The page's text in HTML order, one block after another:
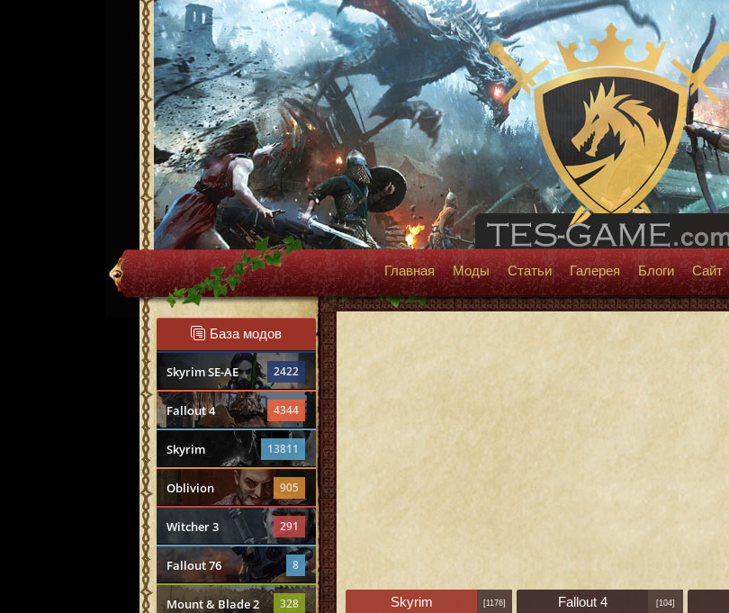
Главная Моды Статьи Галерея Блоги Сайт
База модов
Skyrim SE-AE 2422
Fallout 4 4344
Skyrim 13811
Oblivion 905
Witcher 3 291
Fallout 76 8
Mount & Blade 2 328 Skyrim [1176] Fallout 4 [104]